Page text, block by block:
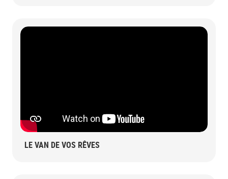
LE VAN DE VOS RÊVES